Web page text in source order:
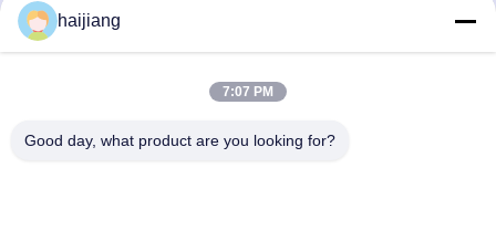
haijiang
7:07 PM
Good day, what product are you looking for?